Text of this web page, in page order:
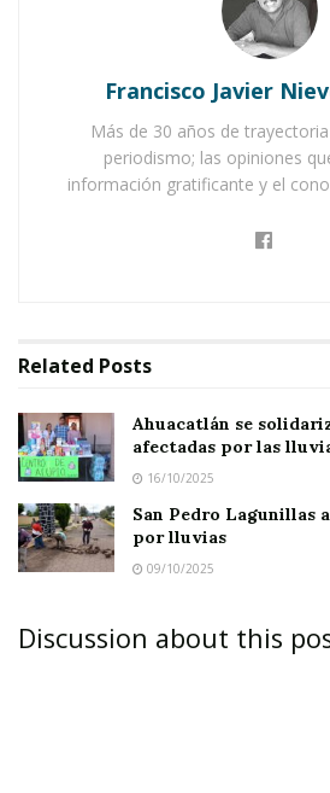
lluvias sean benévolas, a
pasado cuando el mal
pérdidas significativas.
Actualmente, los campos
Francisco Javier
Más de 30 años de
periodismo; las opiniones
información gratificante y el
Related Posts
Ahuacatlán se
afectadas por las
16/10/2025
San Pedro Lagunillas
por lluvias
09/10/2025
Discussion about this